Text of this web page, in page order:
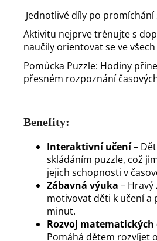
Jednotlivé díly po promíchání
Aktivitu nejprve trénujte s
naučily orientovat se ve
Pomůcka Puzzle: Hodiny
přesném rozpoznání
Benefity:
Interaktivní učení–
skládáním puzzle, což
jejich schopnosti v
Zábavná výuka – Hravý
motivovat děti k učení a
minut.
Rozvoj
Pomáhá dětem rozvíjet